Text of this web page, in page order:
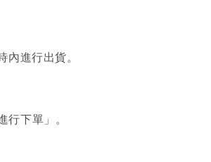
進行出貨。
下單」。